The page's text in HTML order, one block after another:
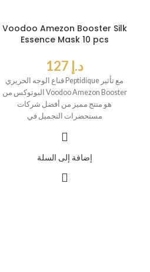
Voodoo Amezon Booster Silk
Essence Mask 10 pcs
د.إ
قناع الوجه الحريري Peptidique مع تأثير
البوتوكس من Voodoo Amezon Booster
هو منتج مميز من أفضل شركات
مستحضرات التجميل في
إضافة إلى السلة